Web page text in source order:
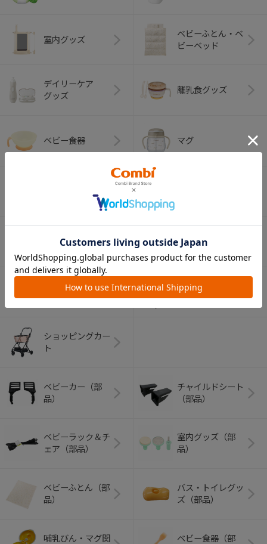
室内グッズ
ベビーふとん・ベ
ビーベッド
デイリーケア
グッズ
離乳食グッズ
ベビー食器 マグ
ン・フォーク
（お口のケア）
ベビートイ
アウトドアグッズ
（ヘルメット）
ペット用品
ショッピングカー
ト
ベビーカー（部
品）
チャイルドシート
（部品）
ベビーラック＆チ
ェア（部品）
室内グッズ（部
品）
ベビーふとん（部
品）
バス・トイレグッ
ズ（部品）
哺乳びん・マグ関
ベビー食器（部